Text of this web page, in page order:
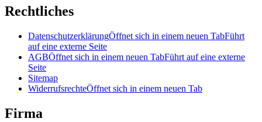
Rechtliches
DatenschutzerklärungÖffnet sich in einem neuen TabFührt
auf eine externe Seite
AGBÖffnet sich in einem neuen TabFührt auf eine externe
Seite
Sitemap
WiderrufsrechteÖffnet sich in einem neuen Tab
Firma